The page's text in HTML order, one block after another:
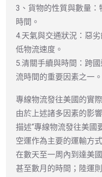
3、貨物的性質與數量
時間。
4.天氣與交通狀況：惡
低物流速度。
5.清關手續與時間：跨
流時間的重要因素之一。
專線物流發往美國的實
由於上述諸多因素的影
描述“專線物流發往美國
空運作為主要的運輸方
在數天至一周內到達美
甚至數月的時間；陸運